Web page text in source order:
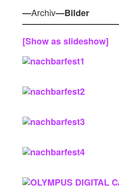
—Archiv—Bilder
[Show as slideshow]